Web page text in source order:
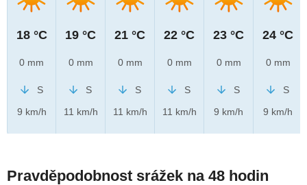
18 °C
0 mm
S
9 km/h
19 °C
0 mm
S
11 km/h
21 °C
0 mm
S
11 km/h
22 °C
0 mm
S
11 km/h
23 °C
0 mm
S
9 km/h
24 °C
0 mm
S
9 km/h
Pravděpodobnost srážek na 48 hodin